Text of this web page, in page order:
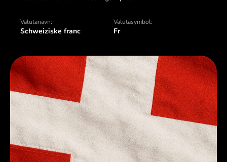
Valutanavn:
Schweiziske franc
Valutasymbol:
Fr